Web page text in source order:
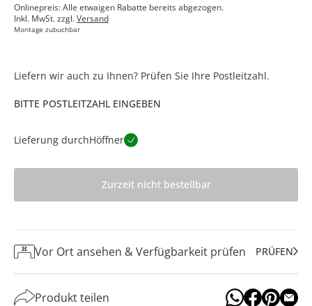
Onlinepreis: Alle etwaigen Rabatte bereits abgezogen.
Inkl. MwSt. zzgl.Versand
Montage zubuchbar
Liefern wir auch zu Ihnen? Prüfen Sie Ihre Postleitzahl.
BITTE POSTLEITZAHL EINGEBEN
Lieferung durchHöffner
Zurzeit nicht bestellbar
Vor Ort ansehen & Verfügbarkeit prüfen PRÜFEN
Produkt teilen